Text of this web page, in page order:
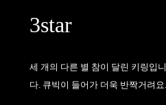
3star
세 개의 다른 별 참이 달린 키링입니
다. 큐빅이 들어가 더욱 반짝거려요.